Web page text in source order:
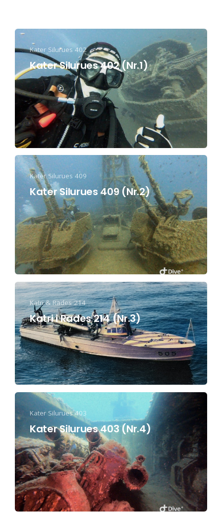
Kater Silurues 402
Kater Silurues 402 (Nr.1)
Kater Silurues 409
Kater Silurues 409 (Nr.2)
Katri & Rades 214
Katri i Rades 214 (Nr.3)
Kater Silurues 403
Kater Silurues 403 (Nr.4)